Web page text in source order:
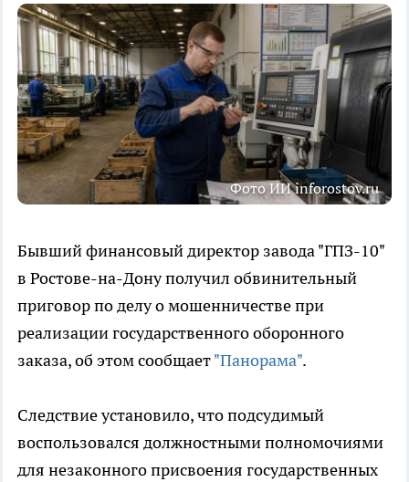
Фото ИИ inforostov.ru
Бывший финансовый директор завода "ГПЗ-10"
в Ростове-на-Дону получил обвинительный
приговор по делу о мошенничестве при
реализации государственного оборонного
заказа, об этом сообщает"Панорама".
Следствие установило, что подсудимый
воспользовался должностными полномочиями
для незаконного присвоения государственных